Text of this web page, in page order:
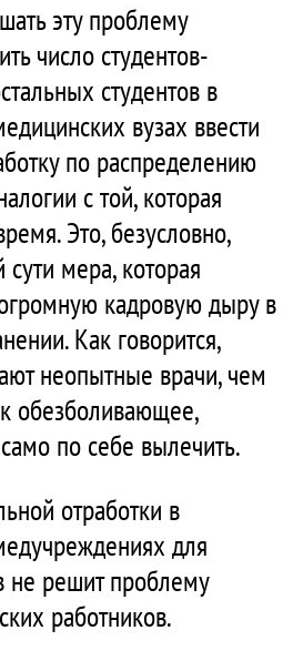
эту проблему
число студентов-
студентов в
вузах ввести
по распределению
с той, которая
Это, безусловно,
мера, которая
кадровую дыру в
Как говорится,
неопытные врачи, чем
обезболивающее,
по себе вылечить.
отработки в
для
не решит проблему
работников.